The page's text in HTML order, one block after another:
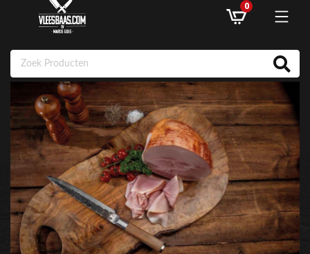
ASSORTIMENT
AANBIEDINGEN
RECEPTEN
KLANTENSERVICE
INLOGGEN
0